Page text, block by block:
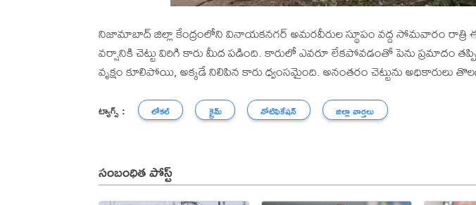
నిజామాబాద్ జిల్లా కేంద్రంలోని వినాయకనగర్ అమరవీరుల స్థూపం వద్ద సోమవారం రాత్రి
వర్షానికి చెట్టు విరిగి కారు మీద పడింది. కారులో ఎవరూ లేకపోవడంతో పెను ప్రమాదం
వృక్షం కూలిపోయి, అక్కడే నిలిపిన కారు ధ్వంసమైంది. అనంతరం చెట్టును అధికారులు
ట్యాగ్స్ : లోకల్ క్రైమ్ నోటిఫికేషన్ జిల్లా వార్తలు
సంబంధిత పోస్ట్